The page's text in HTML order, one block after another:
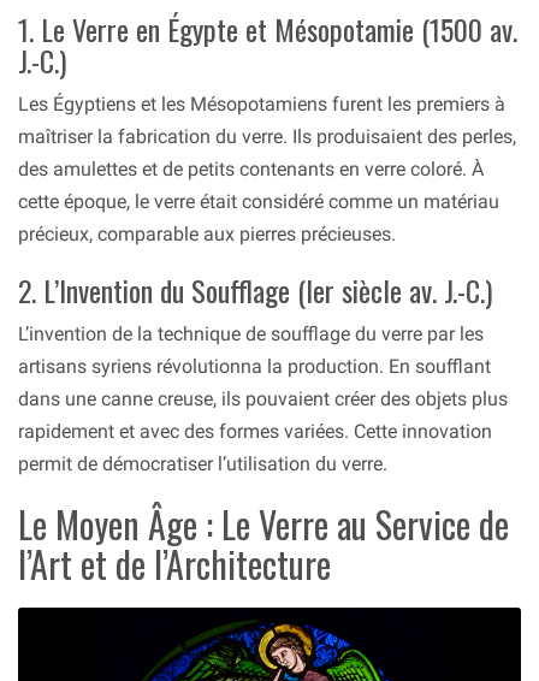
1. Le Verre en Égypte et Mésopotamie (1500 av.
J.-C.)
Les Égyptiens et les Mésopotamiens furent les premiers à
maîtriser la fabrication du verre. Ils produisaient des perles,
des amulettes et de petits contenants en verre coloré. À
cette époque, le verre était considéré comme un matériau
précieux, comparable aux pierres précieuses.
2. L’Invention du Soufflage (Ier siècle av. J.-C.)
L’invention de la technique de soufflage du verre par les
artisans syriens révolutionna la production. En soufflant
dans une canne creuse, ils pouvaient créer des objets plus
rapidement et avec des formes variées. Cette innovation
permit de démocratiser l’utilisation du verre.
Le Moyen Âge : Le Verre au Service de
l’Art et de l’Architecture